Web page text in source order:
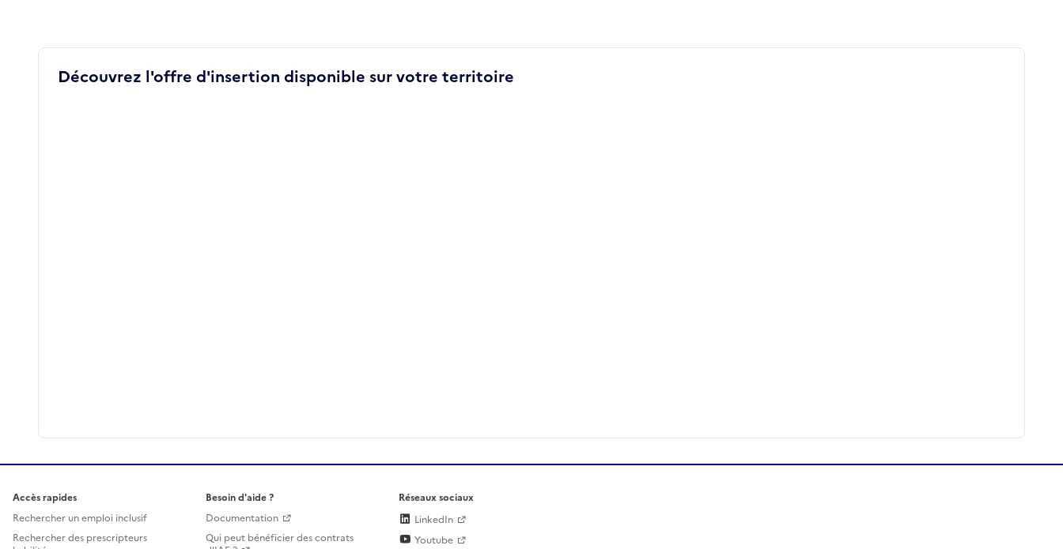
Découvrez l'offre d'insertion disponible sur votre territoire
Accès rapides
Rechercher un emploi inclusif
Rechercher des prescripteurs
Besoin d'aide ?
Documentation
Qui peut bénéficier des contrats
Réseaux sociaux
LinkedIn
Youtube